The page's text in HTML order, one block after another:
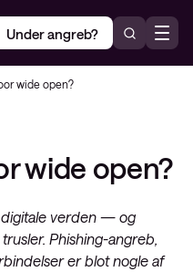
Under angreb?
wide open?
wide open?
verden — og
Phishing-angreb,
er blot nogle af